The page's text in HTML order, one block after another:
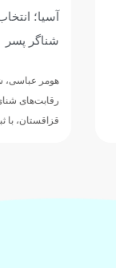
به عنوان بهترین
در دومین روز
در آستانه